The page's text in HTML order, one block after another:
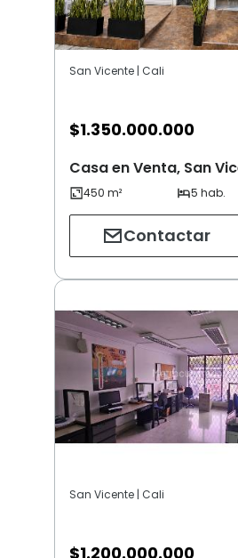
San Vicente | Cali
$1.350.000.000
Casa en Venta, San
Contactar
San Vicente | Cali
$1.200.000.000